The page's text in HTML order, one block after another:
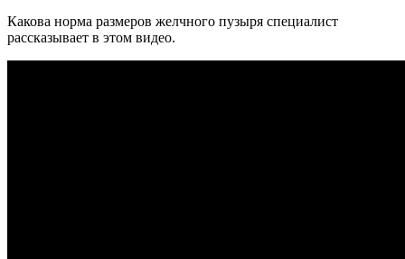
Какова норма размеров желчного пузыря специалист
рассказывает в этом видео.